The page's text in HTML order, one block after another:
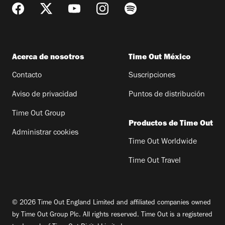
Acerca de nosotros
Contacto
Aviso de privacidad
Time Out Group
Administrar cookies
Time Out México
Suscripciones
Puntos de distribución
Productos de Time Out
Time Out Worldwide
Time Out Travel
© 2026 Time Out England Limited and affiliated companies owned
by Time Out Group Plc. All rights reserved. Time Out is a registered